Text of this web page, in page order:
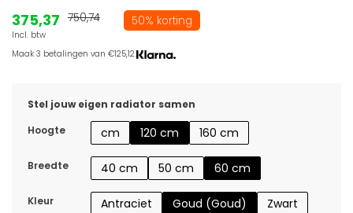
375,37
Incl. btw
750,74 50% korting
Maak 3 betalingen van €125,12.
Stel jouw eigen radiator samen
Hoogte
cm 120 cm 160 cm
Breedte 40 cm 50 cm 60 cm
Kleur Antraciet Goud (Goud) Zwart